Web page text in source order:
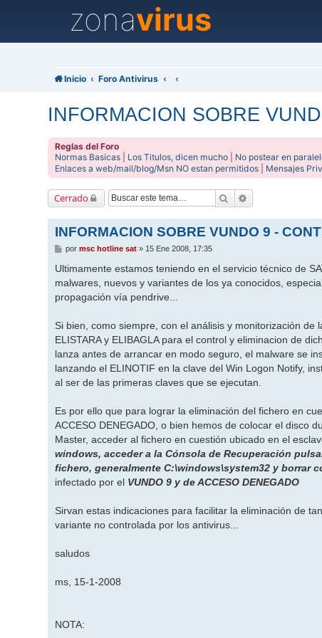
zonavirus
Inicio Foro Antivirus
INFORMACION SOBRE
Reglas del Foro
Normas Basicas
Los Titulos, dicen mucho No postear en
Enlaces a web/mail/blog/Msn NO estan permitidos
Mensajes
Cerrado Buscar
INFORMACION SOBRE VUNDO 9 -
M
n
a
j
e
pormsc hotline sat » 15 Ene 2008, 17:35
Ultimamente estamos teniendo en el servicio técnico de
malwares, nuevos y variantes de los ya conocidos,
propagación vía pendrive...
Si bien, como siempre, con el análisis y monitorización
ELISTARA y ELIBAGLA para el control y eliminacion de
lanza antes de arrancar en modo seguro, el malware se
lanzando el ELINOTIF en la clave del Win Logon Notify,
al ser de las primeras claves que se ejecutan.
Es por ello que para lograr la eliminación del fichero en
ACCESO DENEGADO, o bien hemos de colocar el disco
Master, acceder al fichero en cuestión ubicado en el
windows, acceder a la Cónsola de Recuperación
fichero, generalmente C:\windows\system32 y borrar
infectado por el VUNDO 9 y de ACCESO DENEGADO
Sirvan estas indicaciones para facilitar la eliminación de
variante no controlada por los antivirus...
saludos
ms, 15-1-2008
NOTA: